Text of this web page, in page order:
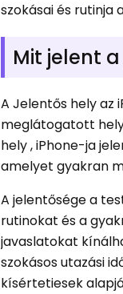
szokásai és rutinja
Mit jelent
A Jelentős hely az
meglátogatott
hely , iPhone-ja
amelyet gyakran
A jelentősége a
rutinokat és a
javaslatokat
szokásos utazási
kísértetiesek